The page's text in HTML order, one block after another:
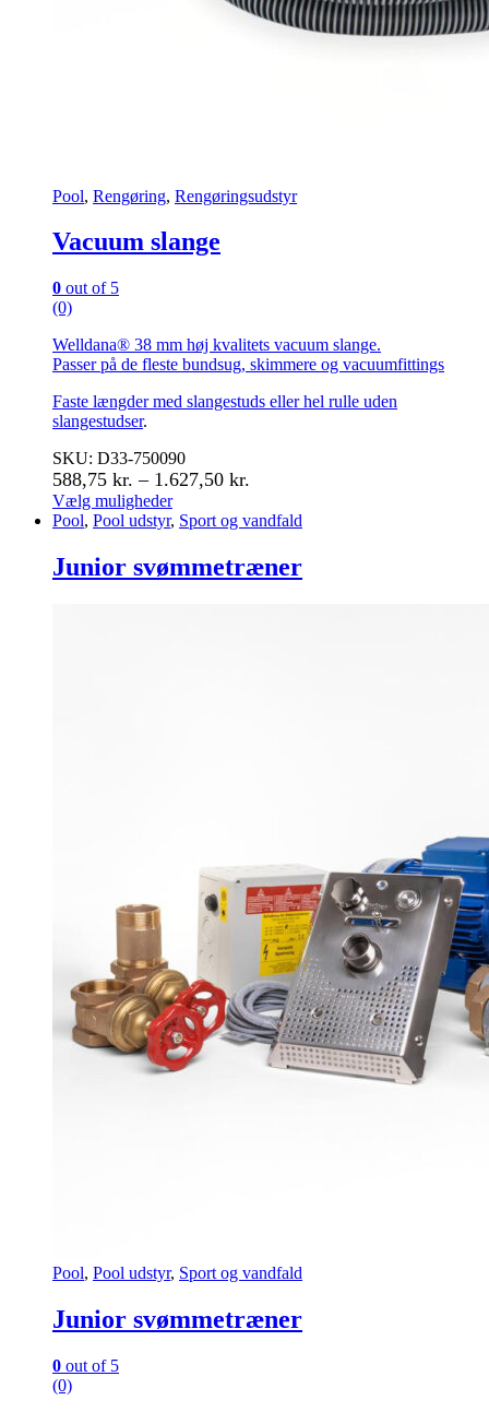
Pool, Rengøring, Rengøringsudstyr
Vacuum slange
0 out of 5
(0)
Welldana® 38 mm høj kvalitets vacuum slange.
Passer på de fleste bundsug, skimmere og vacuumfittings
Faste længder med slangestuds eller hel rulle uden
slangestudser.
SKU: D33-750090
588,75 kr. – 1.627,50 kr.
til
Vælg muligheder
Dette
har
flere
Pool, Pool udstyr, Sport og vandfald
Junior svømmetræner
Pool, Pool udstyr, Sport og vandfald
Junior svømmetræner
0 out of 5
(0)